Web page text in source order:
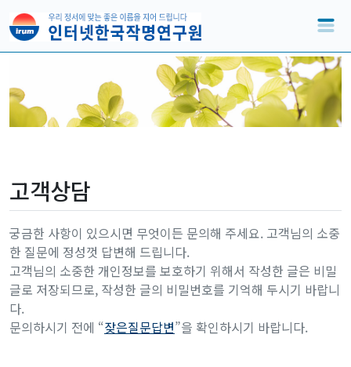
고객상담
궁금한 사항이 있으시면 무엇이든 문의해 주세요. 고객님의 소중
한 질문에 정성껏 답변해 드립니다.
고객님의 소중한 개인정보를 보호하기 위해서 작성한 글은 비밀
글로 저장되므로, 작성한 글의 비밀번호를 기억해 두시기 바랍니
다.
문의하시기 전에 “잦은질문답변”을 확인하시기 바랍니다.